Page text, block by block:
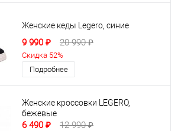
Женские кеды Legero, синие
9 990 ₽ 20 990 ₽
Скидка 52%
Подробнее
Женские кроссовки LEGERO,
бежевые
6 490 ₽ 12 990 ₽